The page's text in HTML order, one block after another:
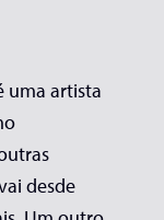
uma artista
desde